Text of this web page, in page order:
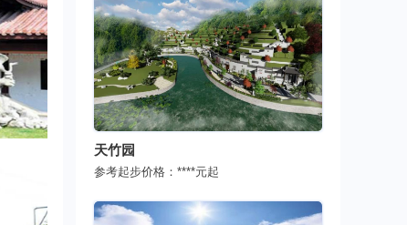
天竹园
参考起步价格： ****元起